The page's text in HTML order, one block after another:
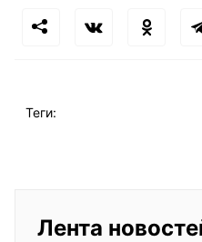
Теги:
Лента